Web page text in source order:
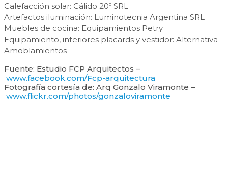
Calefacción solar: Cálido 20º SRL
Artefactos iluminación: Luminotecnia Argentina SRL
Muebles de cocina: Equipamientos Petry
Equipamiento, interiores placards y vestidor: Alternativa
Amoblamientos
Fuente: Estudio FCP Arquitectos –
www.facebook.com/Fcp-arquitectura
Fotografía cortesía de: Arq Gonzalo Viramonte –
www.flickr.com/photos/gonzaloviramonte